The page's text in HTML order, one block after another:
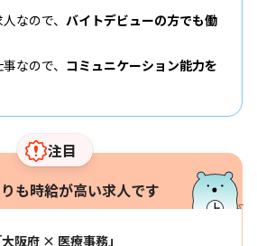
なので、 バイトデビューの方でも働
なので、 コミュニケーション能力を
注目
も時給が高い求人です
大阪府 × 医療事務」